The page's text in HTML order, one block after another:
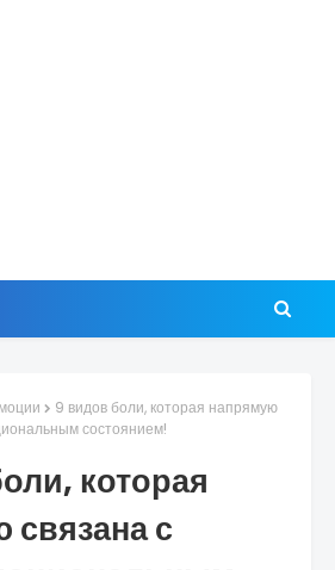
9 видов боли, которая напрямую
состоянием!
которая
с